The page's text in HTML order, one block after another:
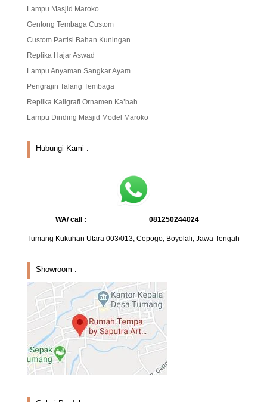
Lampu Masjid Maroko
Gentong Tembaga Custom
Custom Partisi Bahan Kuningan
Replika Hajar Aswad
Lampu Anyaman Sangkar Ayam
Pengrajin Talang Tembaga
Replika Kaligrafi Ornamen Ka’bah
Lampu Dinding Masjid Model Maroko
Hubungi Kami :
WA/ call : 081250244024
Tumang Kukuhan Utara 003/013, Cepogo, Boyolali, Jawa Tengah
Showroom :